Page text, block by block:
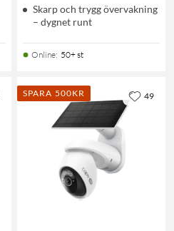
Skarp och trygg övervakning
– dygnet runt
Online: 50+ st
SPARA 500KR 49